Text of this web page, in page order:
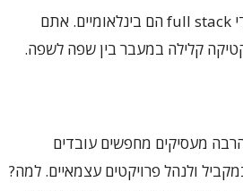
גם אם בחרתם לעשות רילוקיישן לכל יעד אחר בחו"ל, זכרו שלימודי full stack הם בינלאומיים. אתם
קלילה במעבר בין שפה לשפה.
מעסיקים מחפשים עובדים
ולנהל פרויקטים עצמאיים. למה?